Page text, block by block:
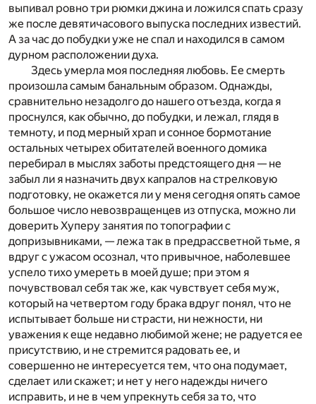
выпивал ровно три рюмки джина и ложился спать сразу
же после девятичасового выпуска последних известий.
А за час до побудки уже не спал и находился в самом
дурном расположении духа.
Здесь умерла моя последняя любовь. Ее смерть
произошла самым банальным образом. Однажды,
сравнительно незадолго до нашего отъезда, когда я
проснулся, как обычно, до побудки, и лежал, глядя в
темноту, и под мерный храп и сонное бормотание
остальных четырех обитателей военного домика
перебирал в мыслях заботы предстоящего дня — не
забыл ли я назначить двух капралов на стрелковую
подготовку, не окажется ли у меня сегодня опять самое
большое число невозвращенцев из отпуска, можно ли
доверить Хуперу занятия по топографии с
допризывниками, — лежа так в предрассветной тьме, я
вдруг с ужасом осознал, что привычное, наболевшее
успело тихо умереть в моей душе; при этом я
почувствовал себя так же, как чувствует себя муж,
который на четвертом году брака вдруг понял, что не
испытывает больше ни страсти, ни нежности, ни
уважения к еще недавно любимой жене; не радуется ее
присутствию, и не стремится радовать ее, и
совершенно не интересуется тем, что она подумает,
сделает или скажет; и нет у него надежды ничего
исправить, и не в чем упрекнуть себя за то, что